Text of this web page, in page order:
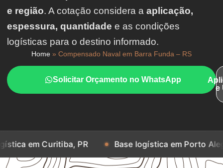
e região. A cotação considera a aplicação,
espessura, quantidade e as condições
logísticas para o destino informado.
Home » Compensado Naval em Barra Funda – RS
Solicitar Orçamento no WhatsApp
e
PR Base logística em Porto Alegre, RS